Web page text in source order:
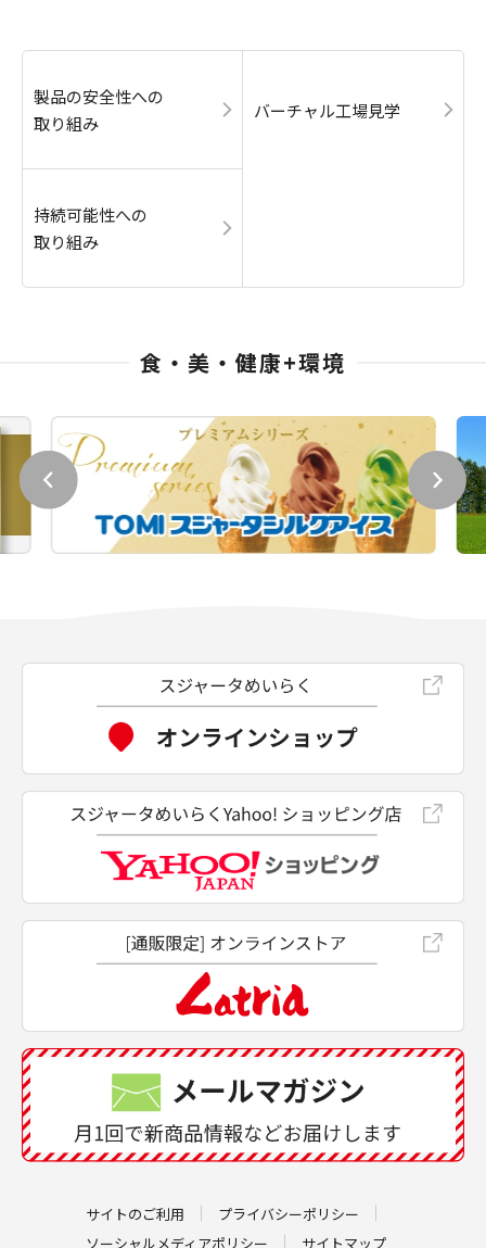
製品の安全性への
取り組み
バーチャル工場見学
持続可能性への
取り組み
食・美・健康+環境
サイトのご利用
プライバシーポリシー
ソーシャルメディアポリシー
サイトマップ